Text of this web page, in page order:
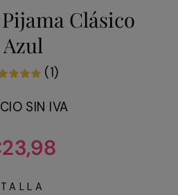
Clásico
Azul
(1)
SIN IVA
TALLA